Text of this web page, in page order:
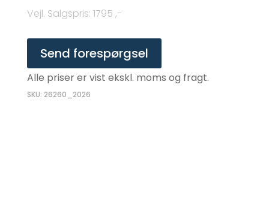
Vejl. Salgspris: 1795 ,-
Send forespørgsel
Alle priser er vist ekskl. moms og fragt.
SKU: 26260_2026